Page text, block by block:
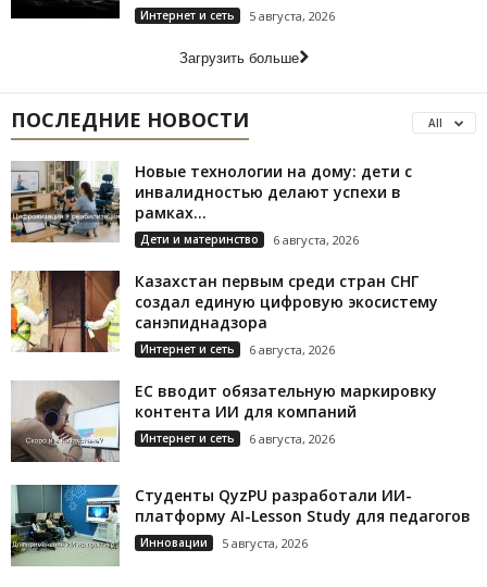
Интернет и сеть 5 августа, 2026
Загрузить больше
ПОСЛЕДНИЕ НОВОСТИ All
Новые технологии на дому: дети с
инвалидностью делают успехи в
рамках...
Дети и материнство 6 августа, 2026
Казахстан первым среди стран СНГ
создал единую цифровую экосистему
санэпиднадзора
Интернет и сеть 6 августа, 2026
ЕС вводит обязательную маркировку
контента ИИ для компаний
Интернет и сеть 6 августа, 2026
Студенты QyzPU разработали ИИ-
платформу AI-Lesson Study для педагогов
Инновации 5 августа, 2026